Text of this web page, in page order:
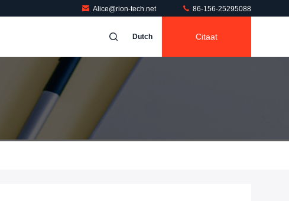
Alice@rion-tech.net 86-156-25295088
Dutch Citaat